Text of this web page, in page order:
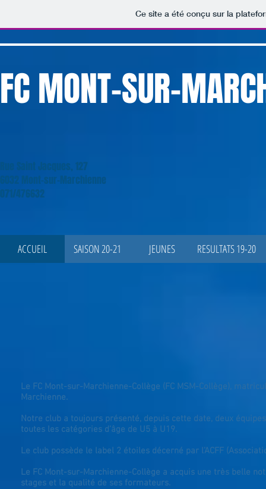
Ce site a été conçu sur la
FC MONT-SUR-
Rue Saint Jacques, 127
6032 Mont-sur-Marchienne
071/476632
ACCUEIL SAISON 20-21 JEUNES RESULTATS 19-20
Le FC Mont-sur-Marchienne-Collège (FC MSM-Collège),
Marchienne.
Notre club a toujours présenté, depuis cette date, deux
toutes les catégories d’âge de U5 à U19.
Le club possède le label 2 étoiles décerné par l’ACFF
Le FC Mont-sur-Marchienne-Collège a acquis une très belle
stages et la qualité de ses formateurs.